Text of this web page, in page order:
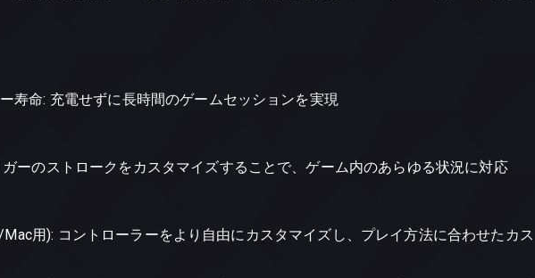
寿命: 充電せずに長時間のゲームセッションを実現
ガーのストロークをカスタマイズすることで、ゲーム内のあらゆる状況に対応
用): コントローラーをより自由にカスタマイズし、プレイ方法に合わせたカス